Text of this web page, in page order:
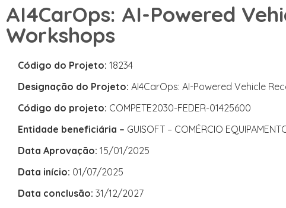
AI4CarOps: AI-Powered
Workshops
Código do Projeto: 18234
Designação do Projeto: AI4CarOps: AI-Powered Vehicle
Código do projeto: COMPETE2030-FEDER-01425600
Entidade beneficiária – GUISOFT – COMÉRCIO
Data Aprovação: 15/01/2025
Data início: 01/07/2025
Data conclusão: 31/12/2027